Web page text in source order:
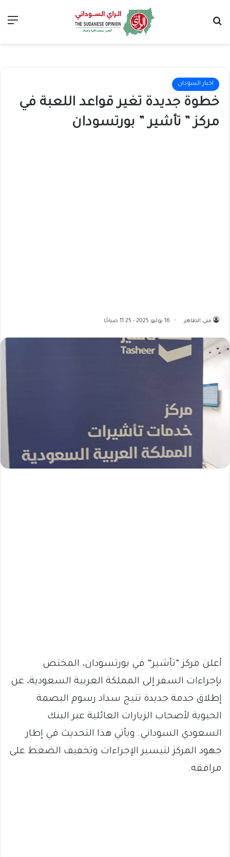
اخبار السودان
خطوة جديدة تغير قواعد اللعبة في
مركز ” تأشير ” بورتسودان
منى الطاهر 16 يوليو 2025 - 11:25 صباحًا
أعلن مركز “تأشير” في بورتسودان، المختص
بإجراءات السفر إلى المملكة العربية السعودية، عن
إطلاق خدمة جديدة تتيح سداد رسوم البصمة
الحيوية لأصحاب الزيارات العائلية عبر البنك
السعودي السوداني. ويأتي هذا التحديث في إطار
جهود المركز لتيسير الإجراءات وتخفيف الضغط على
مرافقه.